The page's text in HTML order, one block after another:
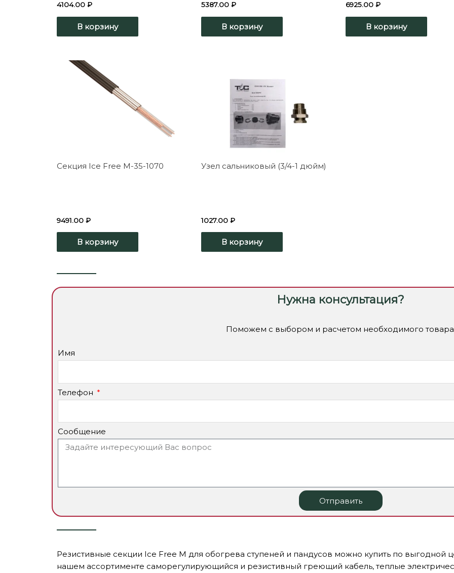
4104.00 ₽
В корзину
5387.00 ₽
В корзину
6925.00 ₽
В корзину
Секция Ice Free М-35-1070
9491.00 ₽
В корзину
Узел сальниковый (3/4-1 дюйм)
1027.00 ₽
В корзину
Нужна консультация?
Поможем с выбором и расчетом необходимого
Имя
Телефон
Сообщение
Отправить
Резистивные секции Ice Free M для обогрева ступеней и пандусов можно купить по выгодной
нашем ассортименте саморегулирующийся и резистивный греющий кабель, теплые